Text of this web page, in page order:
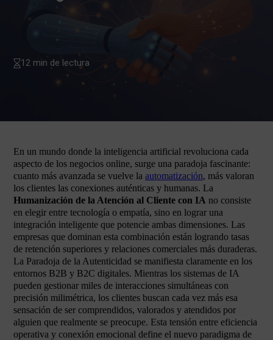
12 min de lectura
En un mundo donde la inteligencia artificial revoluciona cada
aspecto de los negocios online, surge una paradoja fascinante:
cuanto más avanzada se vuelve la automatización, más valoran
los clientes las conexiones auténticas y humanas. La
Humanización de la Atención al Cliente con IA no consiste
en elegir entre tecnología o empatía, sino en lograr una
integración inteligente que potencie ambas dimensiones. Las
empresas que dominan esta combinación están logrando tasas
de retención superiores y relaciones comerciales más duraderas.
La Paradoja de la Autenticidad se manifiesta claramente en los
entornos B2B y B2C digitales. Mientras los sistemas de IA
pueden gestionar miles de interacciones simultáneas con
precisión milimétrica, los clientes buscan cada vez más esa
sensación de ser comprendidos, valorados y atendidos por
alguien que realmente se preocupe. Esta tensión entre eficiencia
operativa y conexión emocional define el nuevo paradigma de